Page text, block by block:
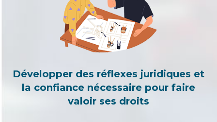
Développer des réflexes juridiques et
la confiance nécessaire pour faire
valoir ses droits